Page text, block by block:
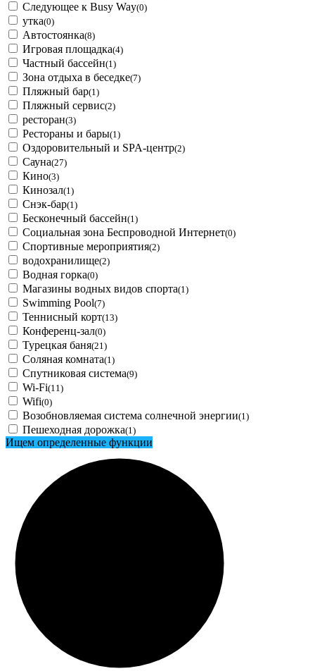
Следующее к Busy Way(0)
утка(0)
Автостоянка(8)
Игровая площадка(4)
Частный бассейн(1)
Зона отдыха в беседке(7)
Пляжный бар(1)
Пляжный сервис(2)
ресторан(3)
Рестораны и бары(1)
Оздоровительный и SPA-центр(2)
Сауна(27)
Кино(3)
Кинозал(1)
Снэк-бар(1)
Бесконечный бассейн(1)
Социальная зона Беспроводной Интернет(0)
Спортивные мероприятия(2)
водохранилище(2)
Водная горка(0)
Магазины водных видов спорта(1)
Swimming Pool(7)
Теннисный корт(13)
Конференц-зал(0)
Турецкая баня(21)
Соляная комната(1)
Спутниковая система(9)
Wi-Fi(11)
Wifi(0)
Возобновляемая система солнечной энергии(1)
Пешеходная дорожка(1)
Ищем определенные функции